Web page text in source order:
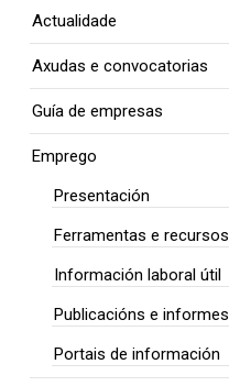
Actualidade
Axudas e convocatorias
Guía de empresas
Emprego
Presentación
Ferramentas e recursos
Información laboral útil
Publicacións e informes
Portais de información